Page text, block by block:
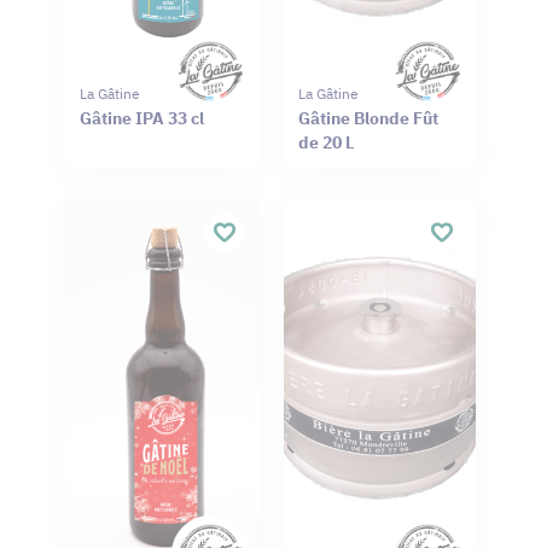
La Gâtine
Gâtine IPA 33 cl
La Gâtine
Gâtine Blonde Fût
de 20 L